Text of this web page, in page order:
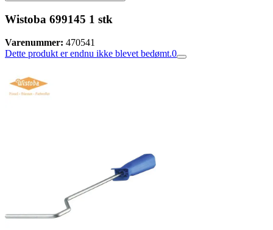
Wistoba 699145 1 stk
Varenummer: 470541
Dette produkt er endnu ikke blevet bedømt.0